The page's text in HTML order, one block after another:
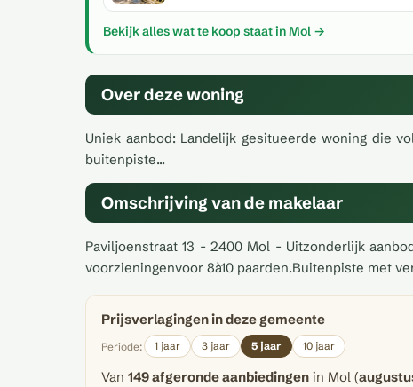
Bekijk alles wat te koop staat in Mol →
Over deze woning
Uniek aanbod: Landelijk gesitueerde woning die
buitenpiste...
Omschrijving van de makelaar
Paviljoenstraat 13 - 2400 Mol - Uitzonderlijk
voorzieningenvoor 8à10 paarden.Buitenpiste met
Prijsverlagingen in deze gemeente
Periode: 1 jaar 3 jaar 5 jaar 10 jaar
Van 149 afgeronde aanbiedingen in Mol (